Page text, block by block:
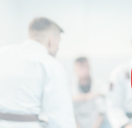
contenido